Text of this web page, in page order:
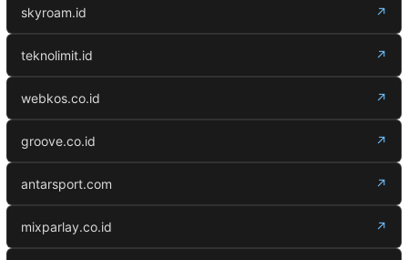
skyroam.id ↗
teknolimit.id ↗
webkos.co.id ↗
groove.co.id ↗
antarsport.com ↗
mixparlay.co.id ↗